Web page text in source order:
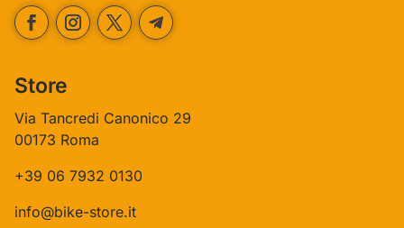
Store
Via Tancredi Canonico 29
00173 Roma
+39 06 7932 0130
info@bike-store.it